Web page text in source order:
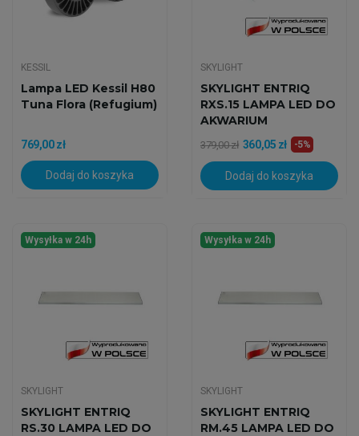
KESSIL
Lampa LED Kessil H80
Tuna Flora (Refugium)
769,00 zł
Dodaj do koszyka
SKYLIGHT
SKYLIGHT ENTRIQ
RXS.15 LAMPA LED DO
AKWARIUM
MORSKIEGO
379,00 zł 360,05 zł -5%
Dodaj do koszyka
Wysyłka w 24h
SKYLIGHT
SKYLIGHT ENTRIQ
RS.30 LAMPA LED DO
Wysyłka w 24h
SKYLIGHT
SKYLIGHT ENTRIQ
RM.45 LAMPA LED DO